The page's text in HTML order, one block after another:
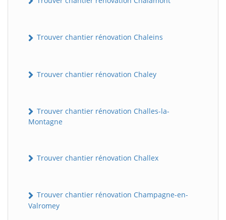
Trouver chantier rénovation Chaleins
Trouver chantier rénovation Chaley
Trouver chantier rénovation Challes-la-
Montagne
Trouver chantier rénovation Challex
Trouver chantier rénovation Champagne-en-
Valromey